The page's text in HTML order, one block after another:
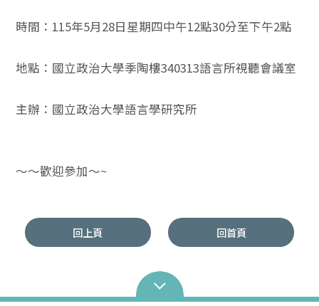
時間：115年5月28日星期四中午12點30分至下午2點
地點：國立政治大學季陶樓340313語言所視聽會議室
主辦：國立政治大學語言學研究所
～～歡迎參加～~
回上頁 回首頁